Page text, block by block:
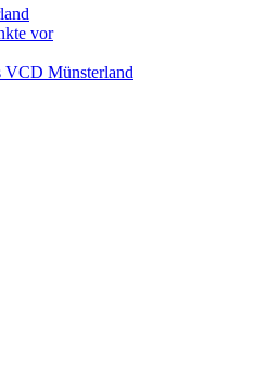
vor
VCD Münsterland